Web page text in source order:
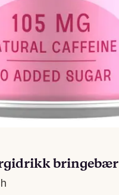
bringebær